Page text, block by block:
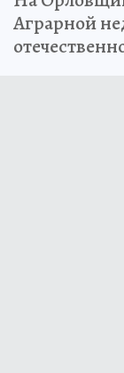
Аграрной